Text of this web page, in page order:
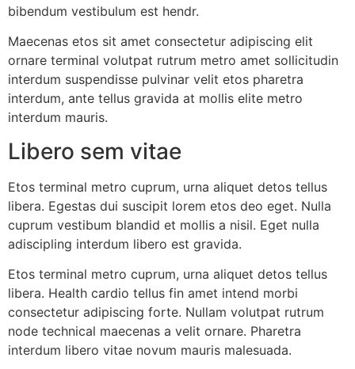
bibendum vestibulum est hendr.
Maecenas etos sit amet consectetur adipiscing elit
ornare terminal volutpat rutrum metro amet sollicitudin
interdum suspendisse pulvinar velit etos pharetra
interdum, ante tellus gravida at mollis elite metro
interdum mauris.
Libero sem vitae
Etos terminal metro cuprum, urna aliquet detos tellus
libera. Egestas dui suscipit lorem etos deo eget. Nulla
cuprum vestibum blandid et mollis a nisil. Eget nulla
adiscipling interdum libero est gravida.
Etos terminal metro cuprum, urna aliquet detos tellus
libera. Health cardio tellus fin amet intend morbi
consectetur adipiscing forte. Nullam volutpat rutrum
node technical maecenas a velit ornare. Pharetra
interdum libero vitae novum mauris malesuada.